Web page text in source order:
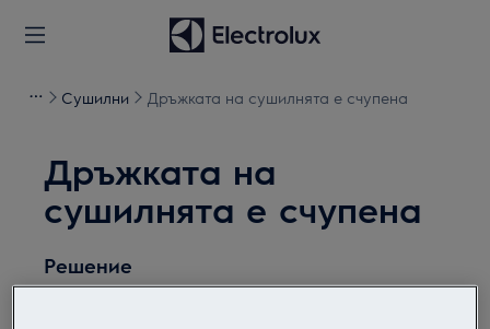
Сушилни Дръжката на сушилнята е счупена
Дръжката на
сушилнята е счупена
Решение